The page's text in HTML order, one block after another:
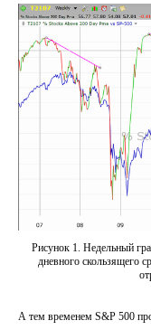
Рисунок 1. Недельный
дневного скользящего
А тем временем S&P